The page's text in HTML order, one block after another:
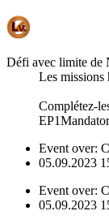
Défi avec limite de
Les missions
Complétez-
Event over:
05.09.2023
Event over:
05.09.2023